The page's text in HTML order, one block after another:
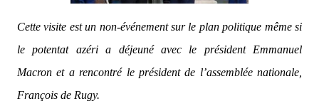
Cette visite est un non-événement sur le plan politique même si
le potentat azéri a déjeuné avec le président Emmanuel
Macron et a rencontré le président de l’assemblée nationale,
François de Rugy.